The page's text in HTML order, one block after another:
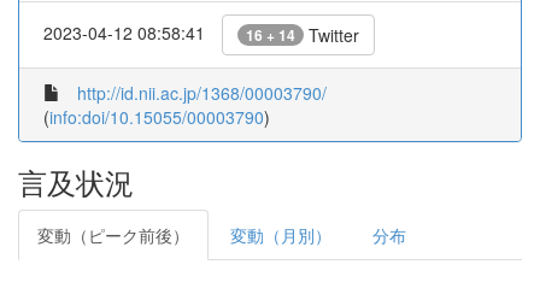
2023-04-12 08:58:41 16 + 14 Twitter
http://id.nii.ac.jp/1368/00003790/
(info:doi/10.15055/00003790)
言及状況
変動（ピーク前後） 変動（月別） 分布